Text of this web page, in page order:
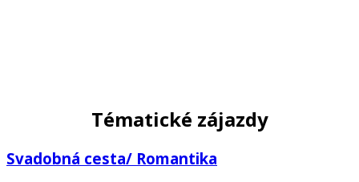
Tématické zájazdy
Svadobná cesta/ Romantika